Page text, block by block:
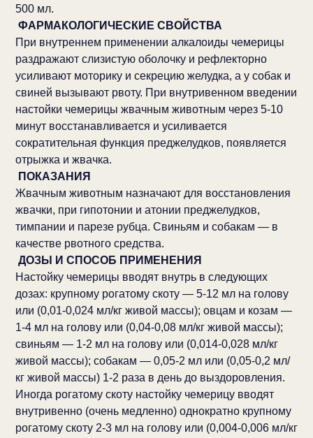
500 мл.
ФАРМАКОЛОГИЧЕСКИЕ СВОЙСТВА
При внутреннем применении алкалоиды чемерицы
раздражают слизистую оболочку и рефлекторно
усиливают моторику и секрецию желудка, а у собак и
свиней вызывают рвоту. При внутривенном введении
настойки чемерицы жвачным животным через 5-10
минут восстанавливается и усиливается
сократительная функция преджелудков, появляется
отрыжка и жвачка.
ПОКАЗАНИЯ
Жвачным животным назначают для восстановления
жвачки, при гипотонии и атонии преджелудков,
тимпании и парезе рубца. Свиньям и собакам — в
качестве рвотного средства.
ДОЗЫ И СПОСОБ ПРИМЕНЕНИЯ
Настойку чемерицы вводят внутрь в следующих
дозах: крупному рогатому скоту — 5-12 мл на голову
или (0,01-0,024 мл/кг живой массы); овцам и козам —
1-4 мл на голову или (0,04-0,08 мл/кг живой массы);
свиньям — 1-2 мл на голову или (0,014-0,028 мл/кг
живой массы); собакам — 0,05-2 мл или (0,05-0,2 мл/
кг живой массы) 1-2 раза в день до выздоровления.
Иногда рогатому скоту настойку чемерицу вводят
внутривенно (очень медленно) однократно крупному
рогатому скоту 2-3 мл на голову или (0,004-0,006 мл/кг